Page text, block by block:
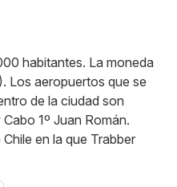
habitantes. La moneda
Los aeropuertos que se
de la ciudad son
1º Juan Román.
en la que Trabber